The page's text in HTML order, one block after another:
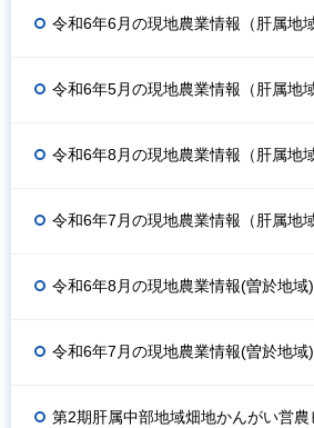
令和6年6月の現地農業情報（肝属地域
令和6年5月の現地農業情報（肝属地域
令和6年8月の現地農業情報（肝属地域
令和6年7月の現地農業情報（肝属地域
令和6年8月の現地農業情報(曽於地域)
令和6年7月の現地農業情報(曽於地域)
第2期肝属中部地域畑地かんがい営農